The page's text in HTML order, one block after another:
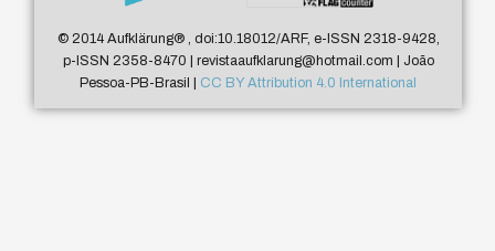
© 2014 Aufklärung®, doi:10.18012/ARF, e-ISSN 2318-9428,
p-ISSN 2358-8470 | revistaaufklarung@hotmail.com | João
Pessoa-PB-Brasil | CC BY Attribution 4.0 International